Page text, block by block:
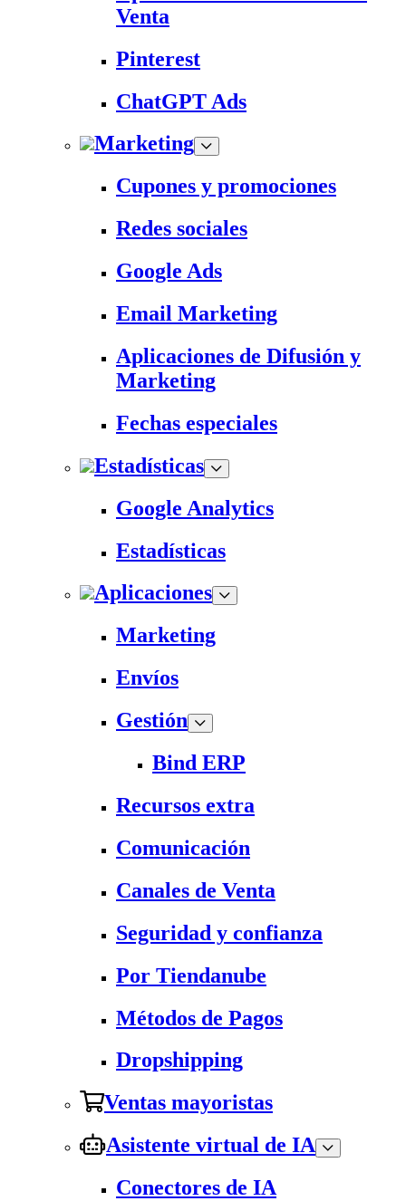
Venta
Pinterest
ChatGPT Ads
Marketing
Cupones y promociones
Redes sociales
Google Ads
Email Marketing
Aplicaciones de Difusión y
Marketing
Fechas especiales
Estadísticas
Google Analytics
Estadísticas
Aplicaciones
Marketing
Envíos
Gestión
Bind ERP
Recursos extra
Comunicación
Canales de Venta
Seguridad y confianza
Por Tiendanube
Métodos de Pagos
Dropshipping
Ventas mayoristas
Asistente virtual de IA
Conectores de IA